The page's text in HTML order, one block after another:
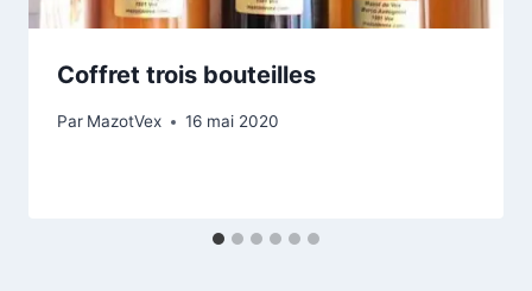
Coffret trois bouteilles
Par MazotVex 16 mai 2020